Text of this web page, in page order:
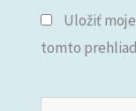
Uložiť
tomto